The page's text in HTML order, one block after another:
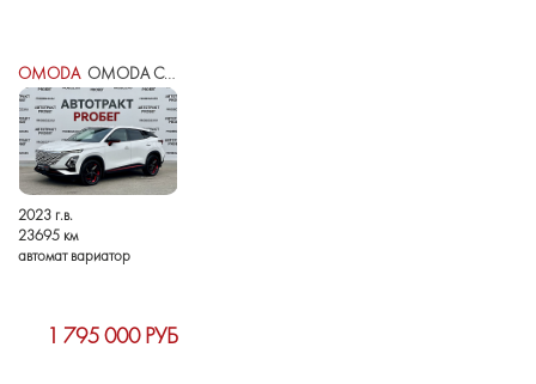
OMODAOMODA C5 I
2023 г.в.
23695 км
автомат вариатор
1 795 000 РУБ